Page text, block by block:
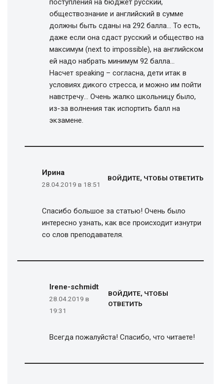
поступления на бюджет русский,
обществознание и английский в сумме
должны быть сданы на 292 балла… То есть,
даже если она сдаст русский и общество на
максимум (next to impossible), на английском
ей надо набрать минимум 92 балла…
Насчет speaking – согласна, дети итак в
условиях дикого стресса, и можно им пойти
навстречу… Очень жалко школьницу было,
из-за волнения так испортить балл на
экзамене.
Ирина
28.04.2019 в 18:51
ВОЙДИТЕ, ЧТОБЫ ОТВЕТИТЬ
Спасибо большое за статью! Очень было
интересно узнать, как все происходит изнутри
со слов преподавателя.
Irene-schmidt
28.04.2019 в
19:31
ВОЙДИТЕ, ЧТОБЫ
ОТВЕТИТЬ
Всегда пожалуйста! Спасибо, что читаете!